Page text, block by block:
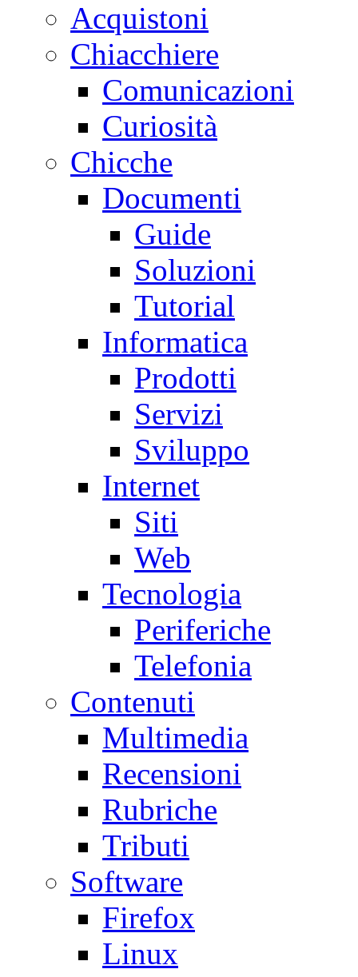
Acquistoni
Chiacchiere
Comunicazioni
Curiosità
Chicche
Documenti
Guide
Soluzioni
Tutorial
Informatica
Prodotti
Servizi
Sviluppo
Internet
Siti
Web
Tecnologia
Periferiche
Telefonia
Contenuti
Multimedia
Recensioni
Rubriche
Tributi
Software
Firefox
Linux